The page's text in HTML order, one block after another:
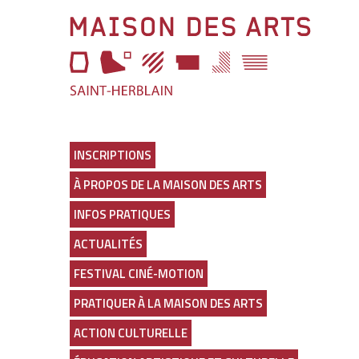
Maison
des
Arts
page
d'accueil
INSCRIPTIONS
À PROPOS DE LA MAISON DES ARTS
INFOS PRATIQUES
ACTUALITÉS
FESTIVAL CINÉ-MOTION
PRATIQUER À LA MAISON DES ARTS
ACTION CULTURELLE